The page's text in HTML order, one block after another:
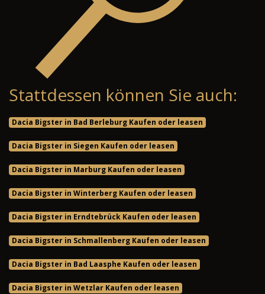
Stattdessen können Sie auch:
Dacia Bigster in Bad Berleburg Kaufen oder leasen
Dacia Bigster in Siegen Kaufen oder leasen
Dacia Bigster in Marburg Kaufen oder leasen
Dacia Bigster in Winterberg Kaufen oder leasen
Dacia Bigster in Erndtebrück Kaufen oder leasen
Dacia Bigster in Schmallenberg Kaufen oder leasen
Dacia Bigster in Bad Laasphe Kaufen oder leasen
Dacia Bigster in Wetzlar Kaufen oder leasen